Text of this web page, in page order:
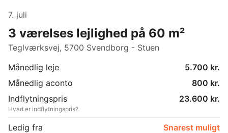
7. juli
3 værelses lejlighed på 60 m²
Teglværksvej, 5700 Svendborg - Stuen
Månedlig leje
5.700 kr.
Månedlig aconto
800 kr.
Indflytningspris
23.600 kr.
Hvad er indflytningspris?
Ledig fra
Snarest muligt